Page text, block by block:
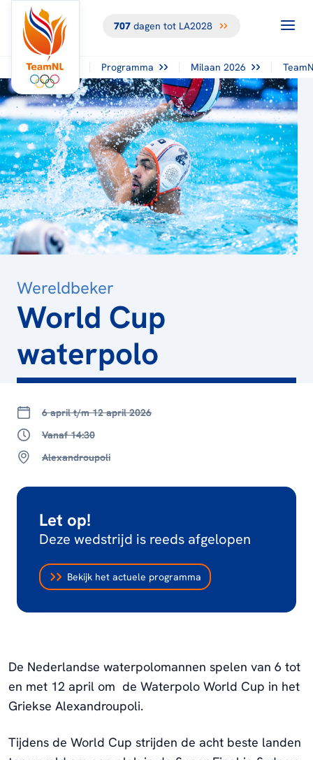
707dagen tot LA2028
Programma Milaan 2026
Wereldbeker
World Cup
waterpolo
6 april t/m 12 april 2026
Vanaf 14:30
Alexandroupoli
Let op!
Deze wedstrijd is reeds afgelopen
Bekijk het actuele programma
TERUG NAAR
OVERZICHT
De Nederlandse waterpolomannen spelen van 6 tot
en met 12 april om de Waterpolo World Cup in het
Griekse Alexandroupoli.
Tijdens de World Cup strijden de acht beste landen